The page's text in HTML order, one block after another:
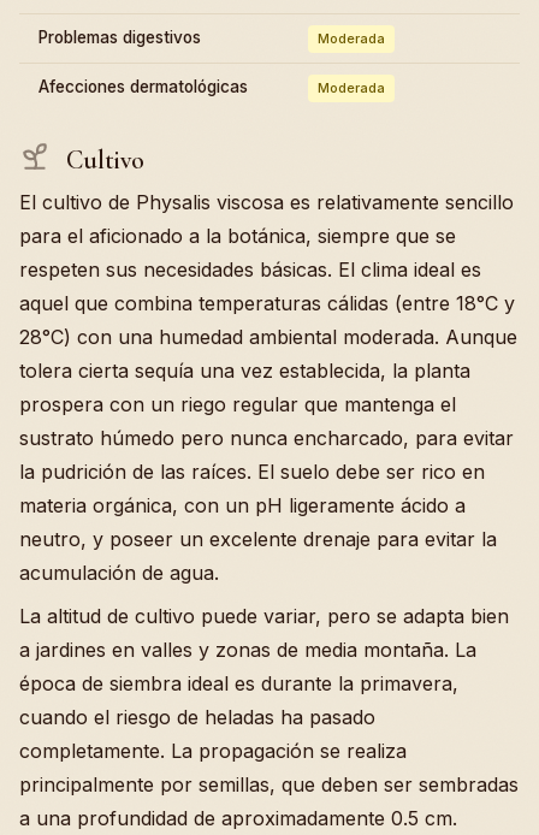
Problemas digestivos Moderada
Afecciones dermatológicas Moderada
Cultivo
El cultivo de Physalis viscosa es relativamente sencillo
para el aficionado a la botánica, siempre que se
respeten sus necesidades básicas. El clima ideal es
aquel que combina temperaturas cálidas (entre 18°C y
28°C) con una humedad ambiental moderada. Aunque
tolera cierta sequía una vez establecida, la planta
prospera con un riego regular que mantenga el
sustrato húmedo pero nunca encharcado, para evitar
la pudrición de las raíces. El suelo debe ser rico en
materia orgánica, con un pH ligeramente ácido a
neutro, y poseer un excelente drenaje para evitar la
acumulación de agua.
La altitud de cultivo puede variar, pero se adapta bien
a jardines en valles y zonas de media montaña. La
época de siembra ideal es durante la primavera,
cuando el riesgo de heladas ha pasado
completamente. La propagación se realiza
principalmente por semillas, que deben ser sembradas
a una profundidad de aproximadamente 0.5 cm.